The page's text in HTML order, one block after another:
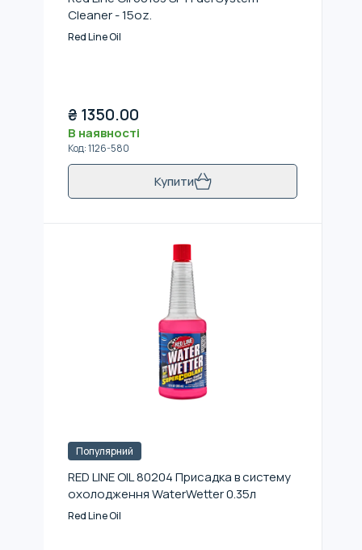
Cleaner - 15oz.
Red Line Oil
₴ 1350.00
В наявності
Код:1126-580
Купити
Популярний
RED LINE OIL 80204 Присадка в систему
охолодження WaterWetter 0.35л
Red Line Oil